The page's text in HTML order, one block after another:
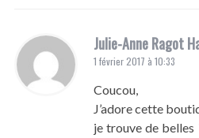
Julie-Anne Ragot
1 février 2017 à 10:33
Coucou,
J’adore cette
je trouve de belles